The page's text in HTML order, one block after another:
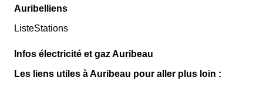
Auribelliens
ListeStations
Infos électricité et gaz Auribeau
Les liens utiles à Auribeau pour aller plus loin :